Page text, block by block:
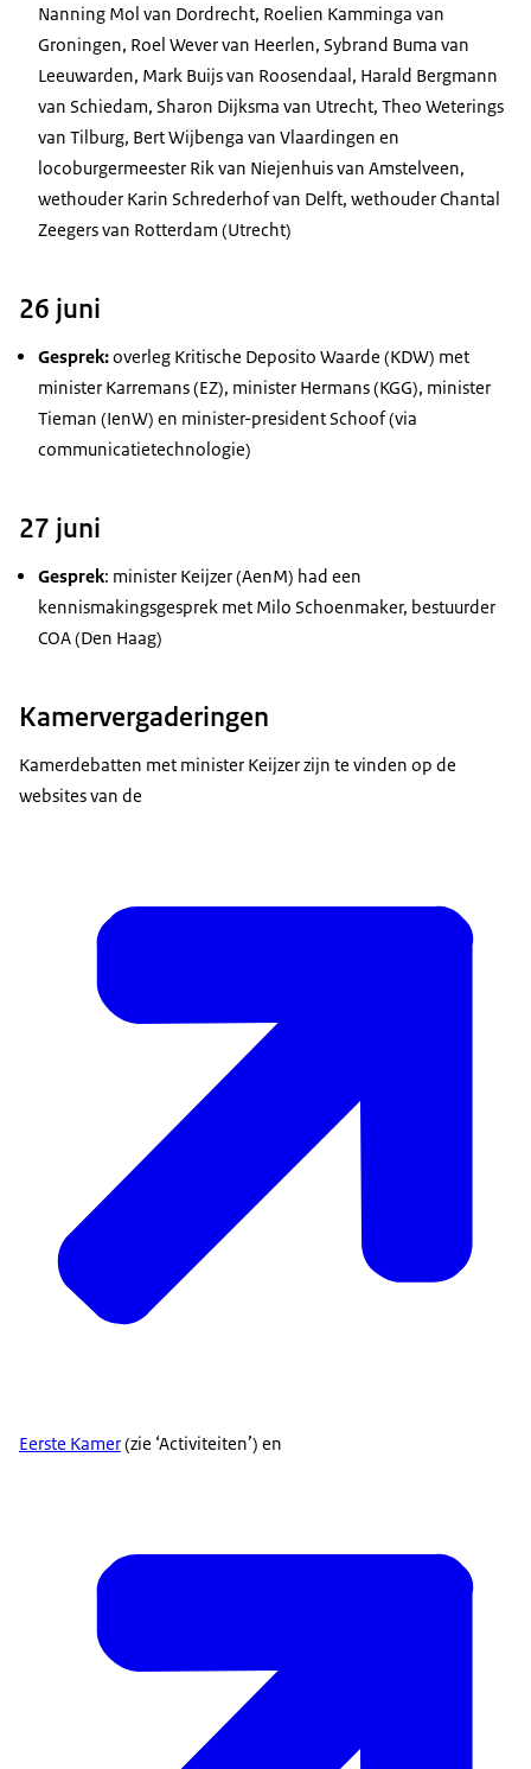
Nanning Mol van Dordrecht, Roelien Kamminga van
Groningen, Roel Wever van Heerlen, Sybrand Buma van
Leeuwarden, Mark Buijs van Roosendaal, Harald Bergmann
van Schiedam, Sharon Dijksma van Utrecht, Theo Weterings
van Tilburg, Bert Wijbenga van Vlaardingen en
locoburgermeester Rik van Niejenhuis van Amstelveen,
wethouder Karin Schrederhof van Delft, wethouder Chantal
Zeegers van Rotterdam (Utrecht)
26 juni
Gesprek:overleg Kritische Deposito Waarde (KDW) met
minister Karremans (EZ), minister Hermans (KGG), minister
Tieman (IenW) en minister-president Schoof(via
communicatietechnologie)
27 juni
Gesprek: minister Keijzer (AenM) had een
kennismakingsgesprek met Milo Schoenmaker, bestuurder
COA (Den Haag)
Kamervergaderingen
Kamerdebatten met minister Keijzer zijn te vinden op de
websites van de
Eerste Kamer(zie ‘Activiteiten’) en